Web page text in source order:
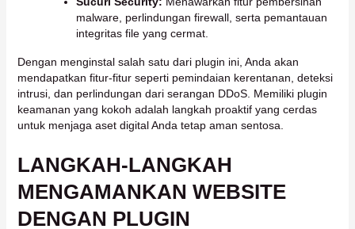
malware, perlindungan firewall, serta pemantauan
integritas file yang cermat.
Dengan menginstal salah satu dari plugin ini, Anda akan
mendapatkan fitur-fitur seperti pemindaian kerentanan, deteksi
intrusi, dan perlindungan dari serangan DDoS. Memiliki plugin
keamanan yang kokoh adalah langkah proaktif yang cerdas
untuk menjaga aset digital Anda tetap aman sentosa.
LANGKAH-LANGKAH
MENGAMANKAN WEBSITE
DENGAN PLUGIN